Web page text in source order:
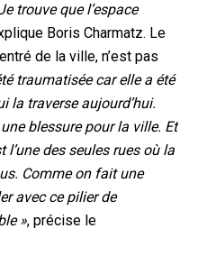
trouve que l’espace
Boris Charmatz. Le
de la ville, n’est pas
traumatisée car elle a été
la traverse aujourd’hui.
blessure pour la ville. Et
des seules rues où la
Comme on fait une
avec ce pilier de
», précise le